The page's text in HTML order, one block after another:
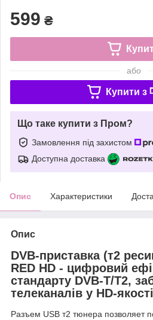
599 ₴
або
Купити з
Що таке купити з Пром?
Замовлення під захистом
Доступна доставка
Опис Характеристики
Опис
DVB-приставка (т2
RED HD - цифровий
стандарту DVB-T/T2,
телеканалів у HD-
Разъем USB т2 тюнера позволяет